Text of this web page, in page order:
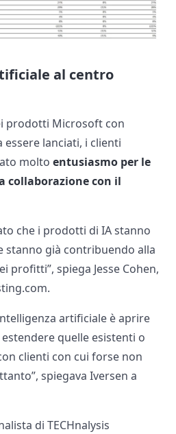
al centro
prodotti Microsoft con
essere lanciati, i clienti
molto entusiasmo per le
collaborazione con il
che i prodotti di IA stanno
stanno già contribuendo alla
profitti”, spiega Jesse Cohen,
artificiale è aprire
quelle esistenti o
clienti con cui forse non
spiegava Iversen a
di TECHnalysis